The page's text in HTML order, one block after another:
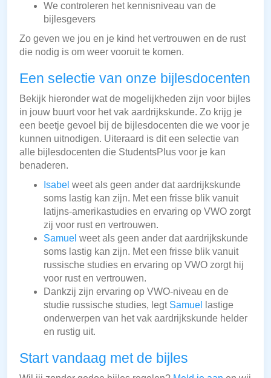
We controleren het kennisniveau van de
bijlesgevers
Zo geven we jou en je kind het vertrouwen en de rust
die nodig is om weer vooruit te komen.
Een selectie van onze bijlesdocenten
Bekijk hieronder wat de mogelijkheden zijn voor bijles
in jouw buurt voor het vak aardrijkskunde. Zo krijg je
een beetje gevoel bij de bijlesdocenten die we voor je
kunnen uitnodigen. Uiteraard is dit een selectie van
alle bijlesdocenten die StudentsPlus voor je kan
benaderen.
Isabel weet als geen ander dat aardrijkskunde
soms lastig kan zijn. Met een frisse blik vanuit
latijns-amerikastudies en ervaring op VWO zorgt
zij voor rust en vertrouwen.
Samuel weet als geen ander dat aardrijkskunde
soms lastig kan zijn. Met een frisse blik vanuit
russische studies en ervaring op VWO zorgt hij
voor rust en vertrouwen.
Dankzij zijn ervaring op VWO-niveau en de
studie russische studies, legt Samuel
lastige
onderwerpen van het vak aardrijkskunde helder
en rustig uit.
Start vandaag met de bijles